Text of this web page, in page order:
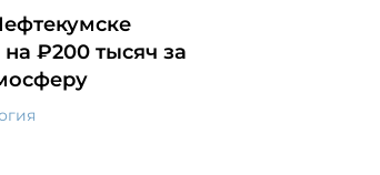
₽200 тысяч за